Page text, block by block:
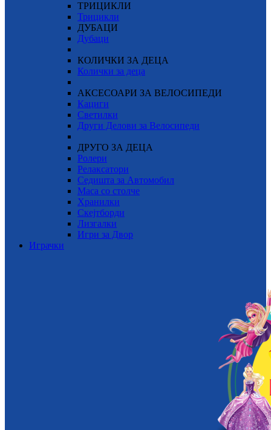
ТРИЦИКЛИ
Трицикли
ДУБАЦИ
Дубаци
КОЛИЧКИ ЗА ДЕЦА
Колички за деца
АКСЕСОАРИ ЗА ВЕЛОСИПЕДИ
Кациги
Светилки
Други Делови за Велосипеди
ДРУГО ЗА ДЕЦА
Ролери
Релаксатори
Седишта за Автомобил
Маса со столче
Хранилки
Скејтборди
Лизгалки
Игри за Двор
Играчки